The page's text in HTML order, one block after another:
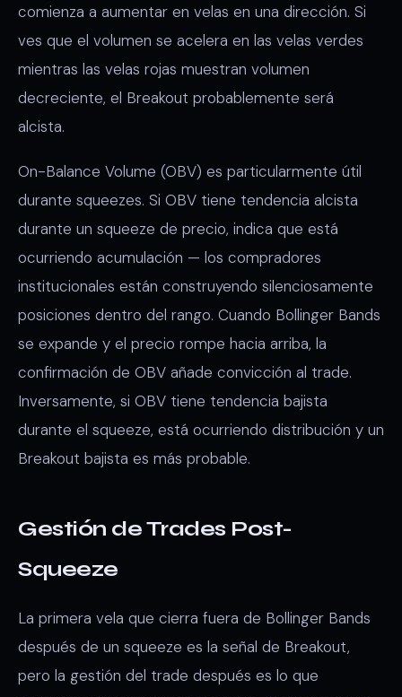
comienza a aumentar en velas en una dirección. Si
ves que el volumen se acelera en las velas verdes
mientras las velas rojas muestran volumen
decreciente, el Breakout probablemente será
alcista.
On-Balance Volume (OBV) es particularmente útil
durante squeezes. Si OBV tiene tendencia alcista
durante un squeeze de precio, indica que está
ocurriendo acumulación — los compradores
institucionales están construyendo silenciosamente
posiciones dentro del rango. Cuando Bollinger Bands
se expande y el precio rompe hacia arriba, la
confirmación de OBV añade convicción al trade.
Inversamente, si OBV tiene tendencia bajista
durante el squeeze, está ocurriendo distribución y un
Breakout bajista es más probable.
Gestión de Trades Post-
Squeeze
La primera vela que cierra fuera de Bollinger Bands
después de un squeeze es la señal de Breakout,
pero la gestión del trade después es lo que